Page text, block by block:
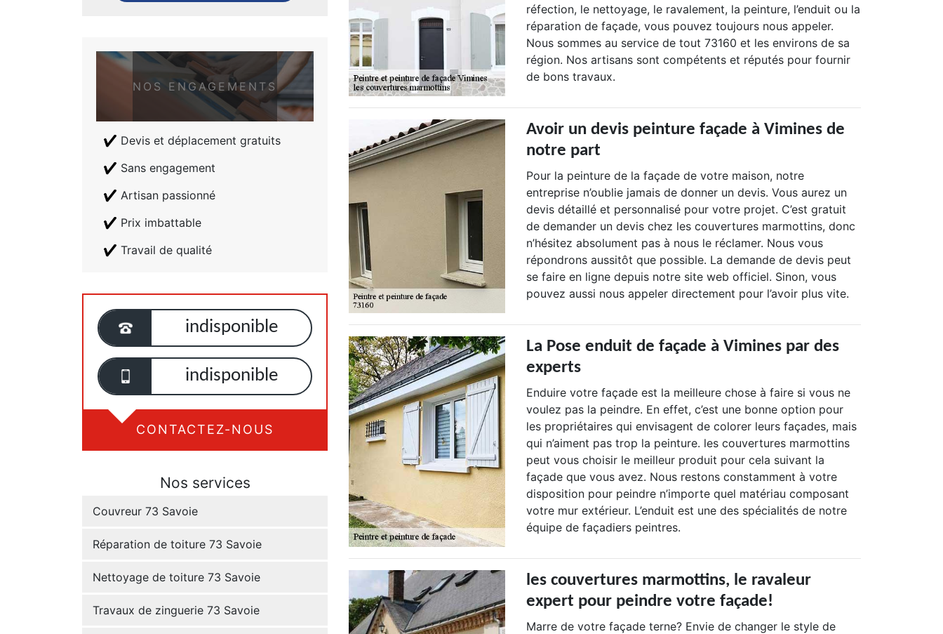
NOS ENGAGEMENTS
Devis et déplacement gratuits
Sans engagement
Artisan passionné
Prix imbattable
Travail de qualité
indisponible
indisponible
CONTACTEZ-NOUS
Nos services
Couvreur 73 Savoie
Réparation de toiture 73 Savoie
Nettoyage de toiture 73 Savoie
Travaux de zinguerie 73 Savoie
réfection, le nettoyage, le ravalement, la peinture, l’enduit ou la
réparation de façade, vous pouvez toujours nous appeler.
Nous sommes au service de tout 73160 et les environs de sa
région. Nos artisans sont compétents et réputés pour fournir
de bons travaux.
Avoir un devis peinture façade à Vimines de
notre part
Pour la peinture de la façade de votre maison, notre
entreprise n’oublie jamais de donner un devis. Vous aurez un
devis détaillé et personnalisé pour votre projet. C’est gratuit
de demander un devis chez les couvertures marmottins, donc
n’hésitez absolument pas à nous le réclamer. Nous vous
répondrons aussitôt que possible. La demande de devis peut
se faire en ligne depuis notre site web officiel. Sinon, vous
pouvez aussi nous appeler directement pour l’avoir plus vite.
La Pose enduit de façade à Vimines par des
experts
Enduire votre façade est la meilleure chose à faire si vous ne
voulez pas la peindre. En effet, c’est une bonne option pour
les propriétaires qui envisagent de colorer leurs façades, mais
qui n’aiment pas trop la peinture. les couvertures marmottins
peut vous choisir le meilleur produit pour cela suivant la
façade que vous avez. Nous restons constamment à votre
disposition pour peindre n’importe quel matériau composant
votre mur extérieur. L’enduit est une des spécialités de notre
équipe de façadiers peintres.
les couvertures marmottins, le ravaleur
expert pour peindre votre façade!
Marre de votre façade terne? Envie de changer le style de